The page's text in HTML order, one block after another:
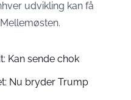
udvikling kan få
Kan sende chok
Nu bryder Trump